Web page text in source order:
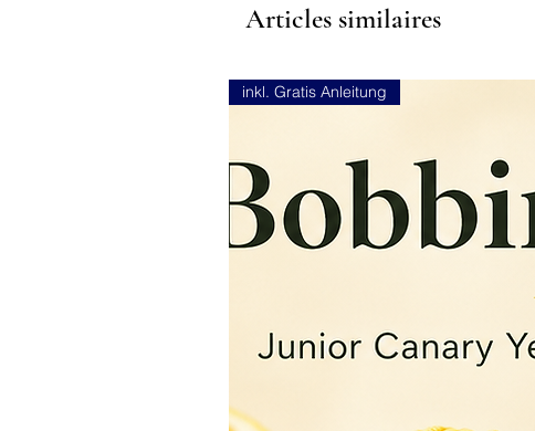
Articles similaires
inkl. Gratis Anleitung